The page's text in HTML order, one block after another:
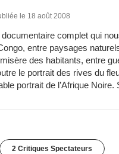
le 18 août 2008
complet qui
entre paysages
des habitants, entre
le portrait des rives du
portrait de l’Afrique Noire.
2 Critiques Spectateurs